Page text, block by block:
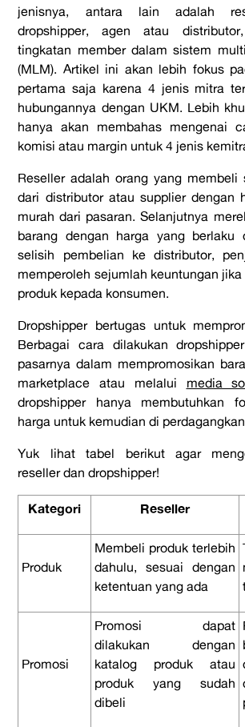
jenisnya, antara lain adalah
dropshipper, agen atau
tingkatan member dalam sistem
(MLM). Artikel ini akan lebih fokus
pertama saja karena 4 jenis mitra
hubungannya dengan UKM. Lebih
hanya akan membahas mengenai
komisi atau margin untuk 4 jenis
Reseller adalah orang yang membeli
dari distributor atau supplier dengan
murah dari pasaran. Selanjutnya
barang dengan harga yang berlaku
selisih pembelian ke distributor,
memperoleh sejumlah keuntungan
produk kepada konsumen.
Dropshipper bertugas untuk
Berbagai cara dilakukan
pasarnya dalam mempromosikan
marketplace atau melalui media
dropshipper hanya membutuhkan
harga untuk kemudian di
Yuk lihat tabel berikut agar
reseller dan dropshipper!
Kategori Reseller
Produk
Membeli produk terlebih
dahulu, sesuai dengan
ketentuan yang ada
Promosi
Promosi dapat
dilakukan dengan
katalog produk atau
produk yang sudah
dibeli